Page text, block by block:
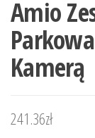
Amio
Kamerą
241.36zł